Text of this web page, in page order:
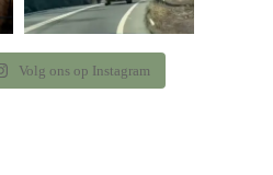
Volg ons op Instagram